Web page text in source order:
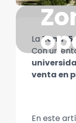
LaZona
Con un
venta en
En este